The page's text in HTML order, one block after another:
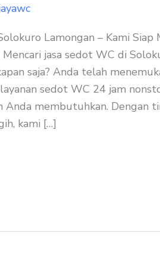
Lamongan – Kami Siap
jasa sedot WC di
saja? Anda telah
sedot WC 24 jam
Anda membutuhkan. Dengan
kami […]